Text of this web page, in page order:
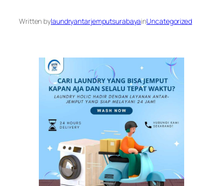
Written bylaundryantarjemputsurabayainUncategorized